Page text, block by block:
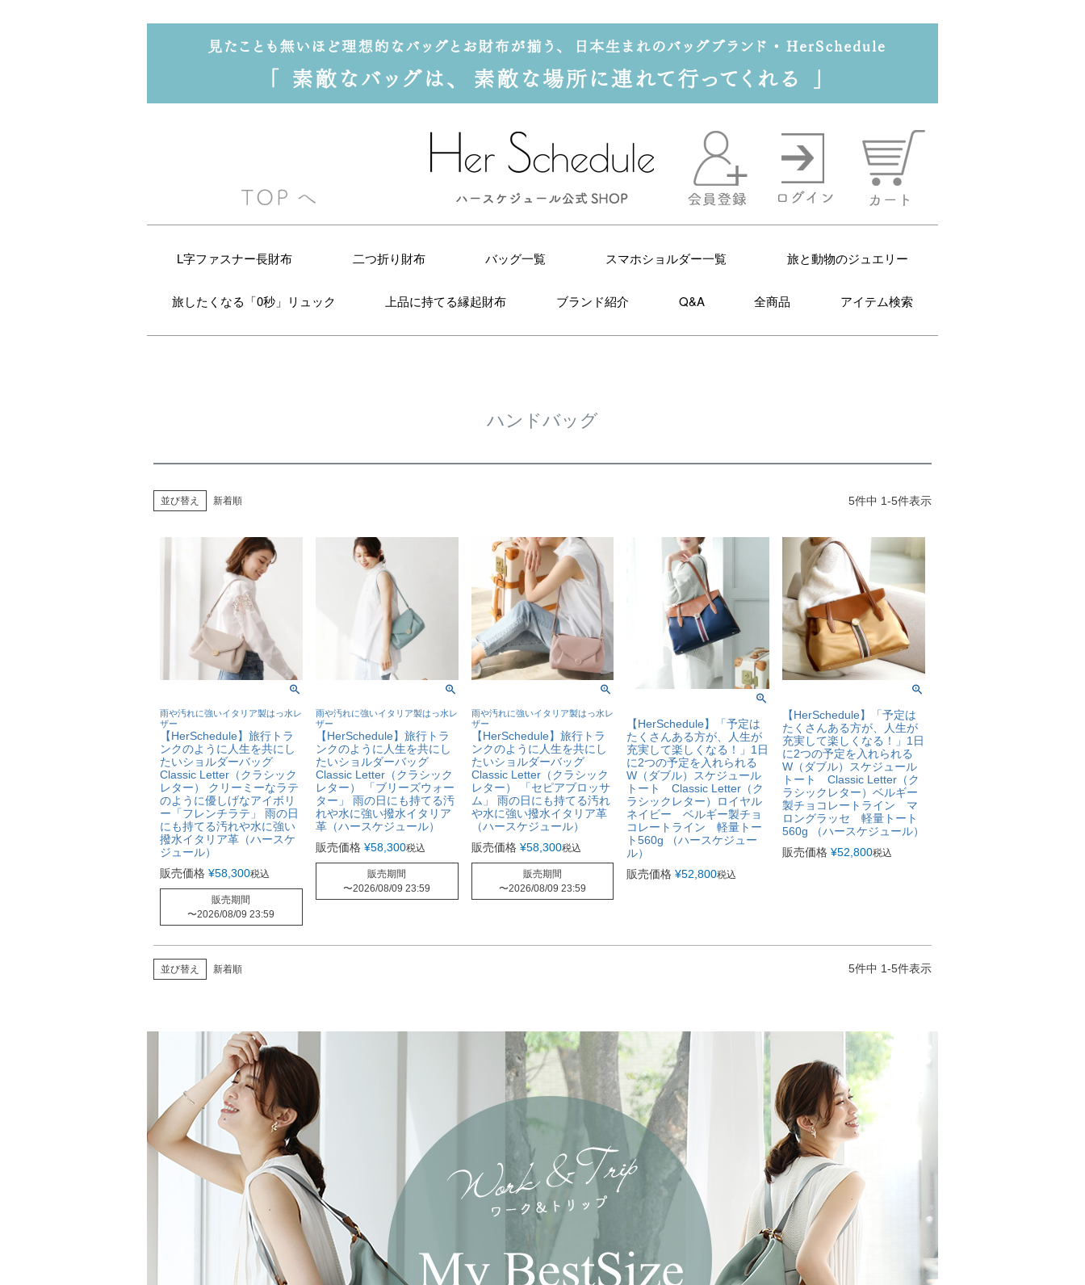
L字ファスナー長財布 二つ折り財布 バッグ一覧 スマホショルダー一覧 旅と動物のジュエリー
旅したくなる「0秒」リュック 上品に持てる縁起財布 ブランド紹介 Q&A 全商品 アイテム検索
ハンドバッグ
並び替え 新着順 5件中 1-5件表示
雨や汚れに強いイタリア製はっ水レ
ザー
【HerSchedule】旅行トラ
ンクのように人生を共にし
たいショルダーバッグ
Classic Letter（クラシック
レター） クリーミーなラテ
のように優しげなアイボリ
ー「フレンチラテ」 雨の日
にも持てる汚れや水に強い
撥水イタリア革（ハースケ
ジュール）
販売価格 ¥58,300税込
販売期間
〜2026/08/09 23:59
雨や汚れに強いイタリア製はっ水レ
ザー
【HerSchedule】旅行トラ
ンクのように人生を共にし
たいショルダーバッグ
Classic Letter（クラシック
レター） 「ブリーズウォー
ター」 雨の日にも持てる汚
れや水に強い撥水イタリア
革（ハースケジュール）
販売価格 ¥58,300税込
販売期間
〜2026/08/09 23:59
雨や汚れに強いイタリア製はっ水レ
ザー
【HerSchedule】旅行トラ
ンクのように人生を共にし
たいショルダーバッグ
Classic Letter（クラシック
レター） 「セピアブロッサ
ム」 雨の日にも持てる汚れ
や水に強い撥水イタリア革
（ハースケジュール）
販売価格 ¥58,300税込
販売期間
〜2026/08/09 23:59
【HerSchedule】「予定は
たくさんある方が、人生が
充実して楽しくなる！」1日
に2つの予定を入れられる
W（ダブル）スケジュール
トート Classic Letter（ク
ラシックレター）ロイヤル
ネイビー ベルギー製チョ
コレートライン 軽量トー
ト560g （ハースケジュー
ル）
販売価格 ¥52,800税込
【HerSchedule】「予定は
たくさんある方が、人生が
充実して楽しくなる！」1日
に2つの予定を入れられる
W（ダブル）スケジュール
トート Classic Letter（ク
ラシックレター）ベルギー
製チョコレートライン マ
ロングラッセ 軽量トート
560g （ハースケジュール）
販売価格 ¥52,800税込
並び替え 新着順 5件中 1-5件表示